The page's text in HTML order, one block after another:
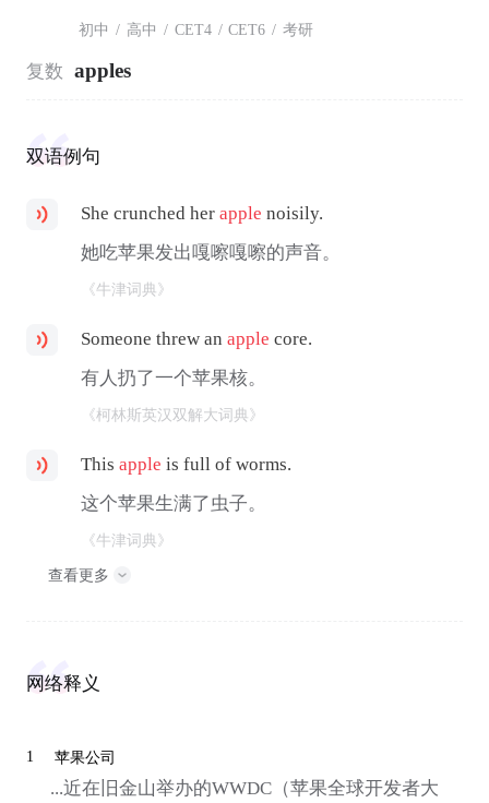
初中 / 高中 / CET4 / CET6 / 考研
复数 apples
双语例句
She crunched herapple noisily.
她吃苹果发出嘎嚓嘎嚓的声音。
《牛津词典》
Someone threw anapple core.
有人扔了一个苹果核。
《柯林斯英汉双解大词典》
Thisapple is full of worms.
这个苹果生满了虫子。
《牛津词典》
查看更多
网络释义
1 苹果公司
...近在旧金山举办的WWDC（苹果全球开发者大